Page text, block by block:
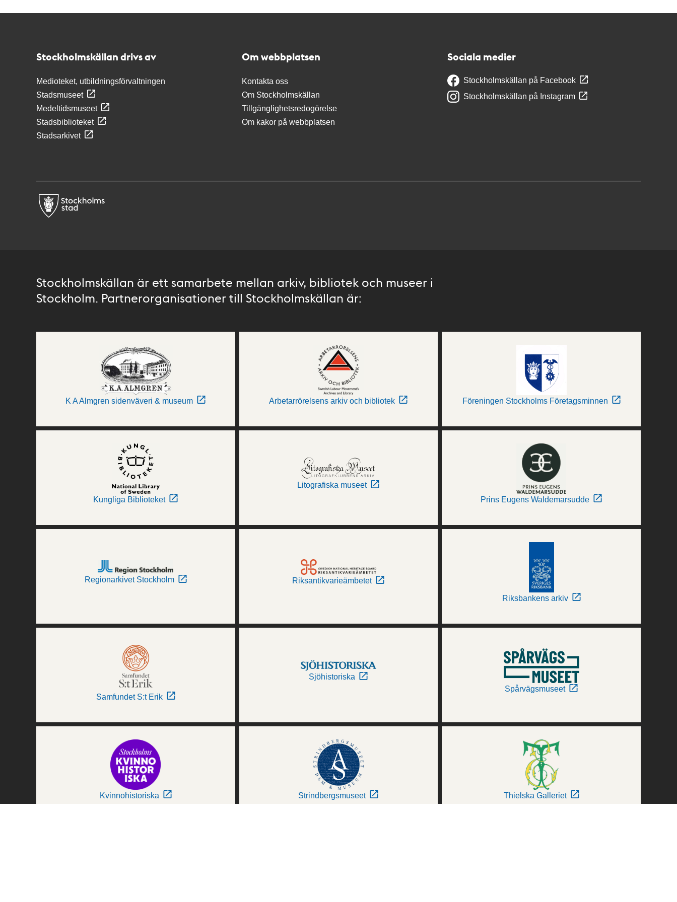
Stockholmskällan drivs av
Medioteket, utbildningsförvaltningen
Stadsmuseet
Medeltidsmuseet
Stadsbiblioteket
Stadsarkivet
Om webbplatsen
Kontakta oss
Om Stockholmskällan
Tillgänglighetsredogörelse
Om kakor på webbplatsen
Sociala medier
Stockholmskällan på Facebook
Stockholmskällan på Instagram
Stockholmskällan är ett samarbete mellan arkiv, bibliotek och museer i
Stockholm. Partnerorganisationer till Stockholmskällan är:
K A Almgren sidenväveri & museum Arbetarrörelsens arkiv och bibliotek Föreningen Stockholms Företagsminnen
Kungliga Biblioteket
Litografiska museet
Prins Eugens Waldemarsudde
Regionarkivet Stockholm Riksantikvarieämbetet
Riksbankens arkiv
Samfundet S:t Erik
Sjöhistoriska
Spårvägsmuseet
Kvinnohistoriska Strindbergsmuseet Thielska Galleriet